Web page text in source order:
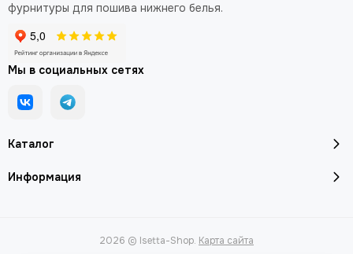
Каталог
Информация
фурнитуры для пошива нижнего белья.
Мы в социальных сетях
2026 © Isetta-Shop. Карта сайта